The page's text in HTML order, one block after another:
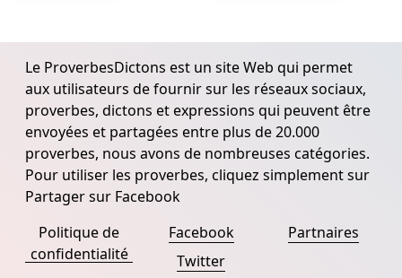
Le ProverbesDictons est un site Web qui permet
aux utilisateurs de fournir sur les réseaux sociaux,
proverbes, dictons et expressions qui peuvent être
envoyées et partagées entre plus de 20.000
proverbes, nous avons de nombreuses catégories.
Pour utiliser les proverbes, cliquez simplement sur
Partager sur Facebook
Politique de
confidentialité
Facebook
Twitter
Partnaires